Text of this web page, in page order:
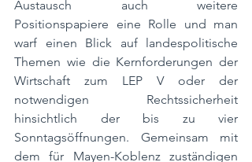
Austausch auch weitere
Positionspapiere eine Rolle und man
warf einen Blick auf landespolitische
Themen wie die Kernforderungen der
Wirtschaft zum LEP V oder der
notwendigen Rechtssicherheit
hinsichtlich der bis zu vier
Sonntagsöffnungen. Gemeinsam mit
dem für Mayen-Koblenz zuständigen